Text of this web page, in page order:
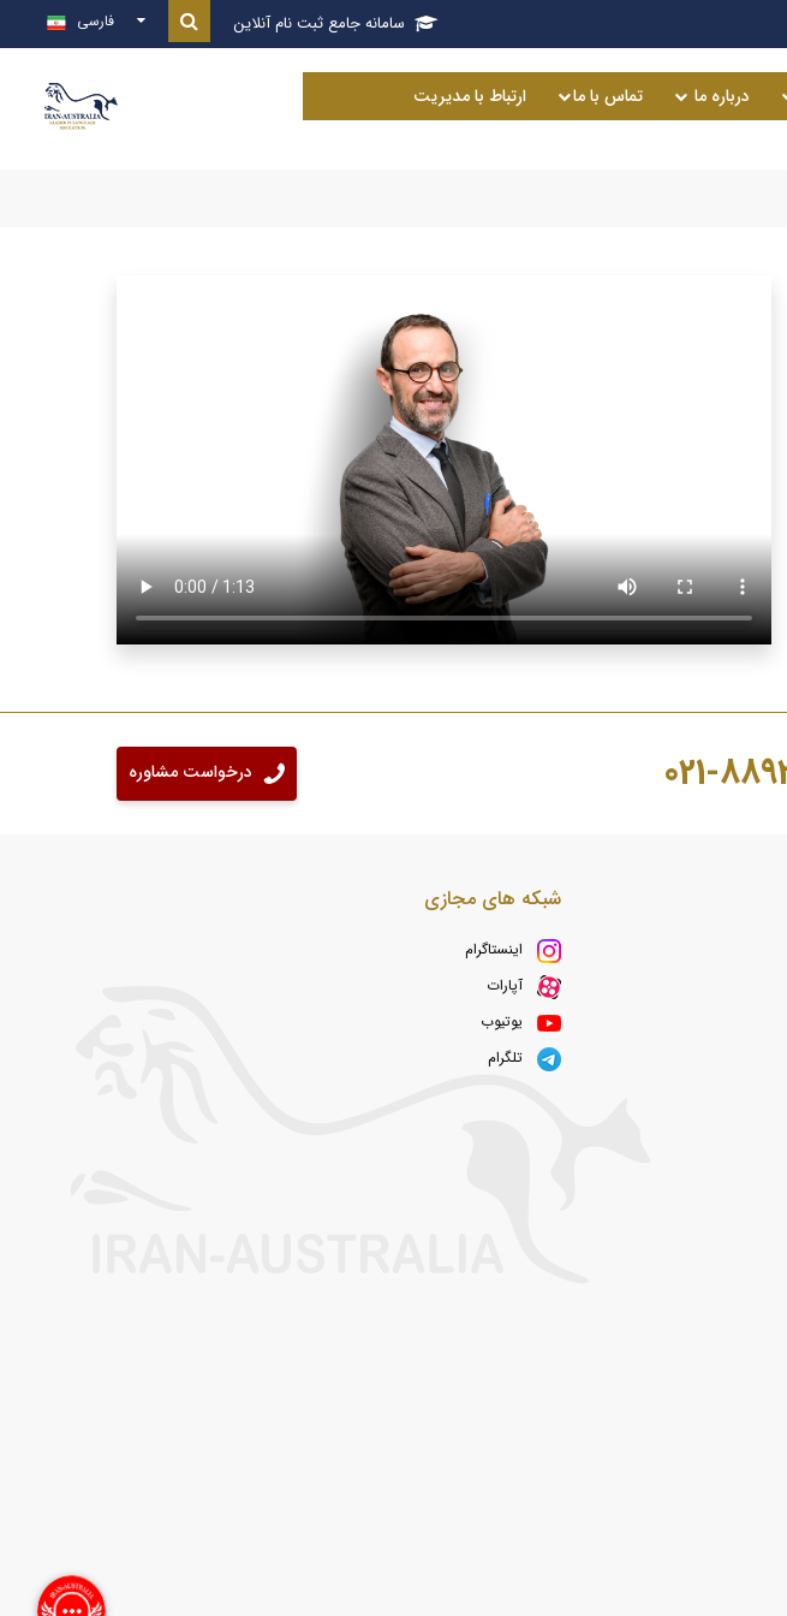
فارسی  سامانه جامع ثبت نام آنلاین
درباره ما تماس با ما ارتباط با مدیریت
درخواست مشاوره
شبکه های مجازی
اینستاگرام
آپارات
یوتیوب
تلگرام